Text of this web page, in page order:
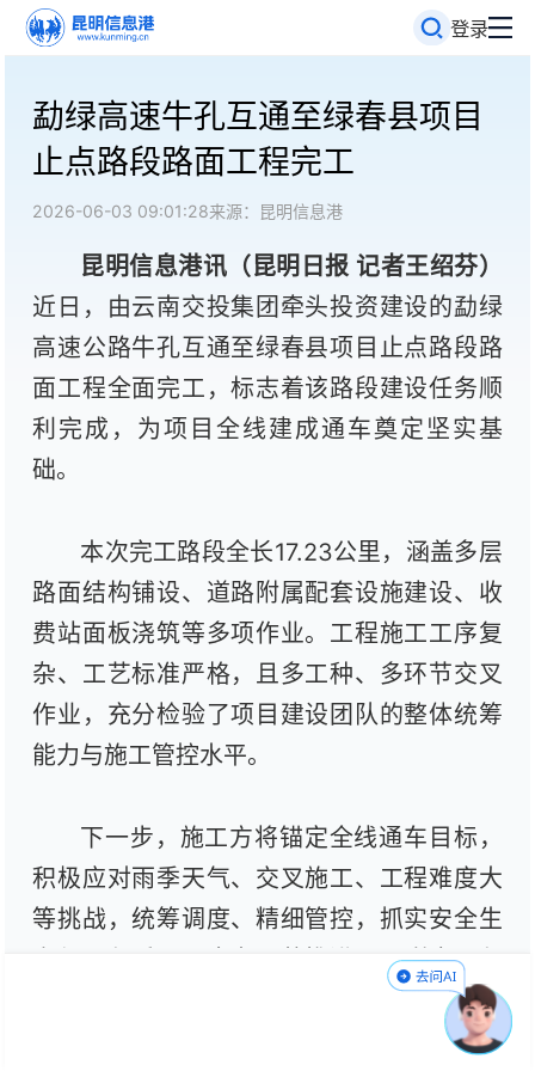
登录
勐绿高速牛孔互通至绿春县项目
止点路段路面工程完工
2026-06-03 09:01:28来源：昆明信息港
昆明信息港讯（昆明日报 记者王绍芬）
近日，由云南交投集团牵头投资建设的勐绿
高速公路牛孔互通至绿春县项目止点路段路
面工程全面完工，标志着该路段建设任务顺
利完成，为项目全线建成通车奠定坚实基
础。
本次完工路段全长17.23公里，涵盖多层
路面结构铺设、道路附属配套设施建设、收
费站面板浇筑等多项作业。工程施工工序复
杂、工艺标准严格，且多工种、多环节交叉
作业，充分检验了项目建设团队的整体统筹
能力与施工管控水平。
下一步，施工方将锚定全线通车目标，
积极应对雨季天气、交叉施工、工程难度大
等挑战，统筹调度、精细管控，抓实安全生
产与工程质量，全力以赴推进项目剩余工程
建设，确保如期实现全线通车目标。